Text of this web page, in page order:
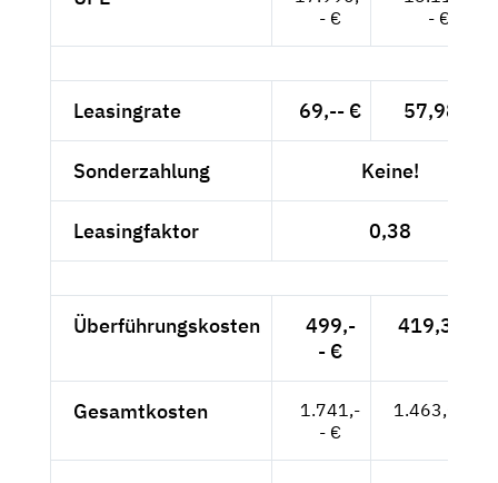
- €
- €
Leasingrate 69,-- € 57,98 €
Sonderzahlung Keine!
Leasingfaktor 0,38
Überführungskosten
499,-
- €
419,33 €
Gesamtkosten
1.741,-
- €
1.463,03 €